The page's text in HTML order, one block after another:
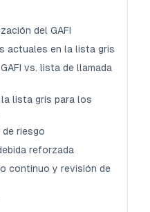
del GAFI
actuales en la lista gris
vs. lista de llamada
lista gris para los
de riesgo
reforzada
continuo y revisión de